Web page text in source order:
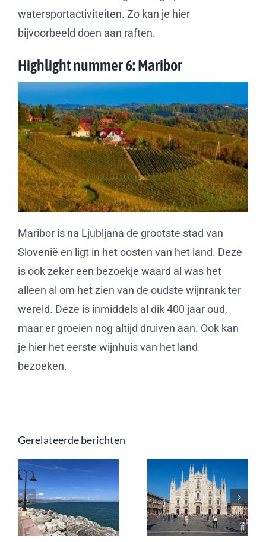
watersportactiviteiten. Zo kan je hier
bijvoorbeeld doen aan raften.
Highlight nummer 6: Maribor
Maribor is na Ljubljana de grootste stad van
Slovenië en ligt in het oosten van het land. Deze
is ook zeker een bezoekje waard al was het
alleen al om het zien van de oudste wijnrank ter
wereld. Deze is inmiddels al dik 400 jaar oud,
maar er groeien nog altijd druiven aan. Ook kan
je hier het eerste wijnhuis van het land
bezoeken.
Gerelateerde berichten
Fly drive
bestemmingen
in oktober
Andalusië